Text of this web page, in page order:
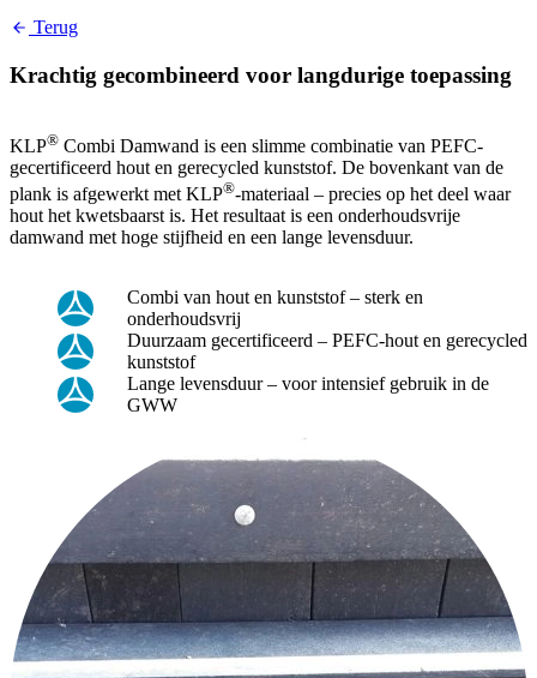
Terug
Krachtig gecombineerd voor langdurige toepassing
KLP® Combi Damwand is een slimme combinatie van PEFC-
gecertificeerd hout en gerecycled kunststof. De bovenkant van de
plank is afgewerkt met KLP®-materiaal – precies op het deel waar
hout het kwetsbaarst is. Het resultaat is een onderhoudsvrije
damwand met hoge stijfheid en een lange levensduur.
Combi van hout en kunststof – sterk en
onderhoudsvrij
Duurzaam gecertificeerd – PEFC-hout en gerecycled
kunststof
Lange levensduur – voor intensief gebruik in de
GWW